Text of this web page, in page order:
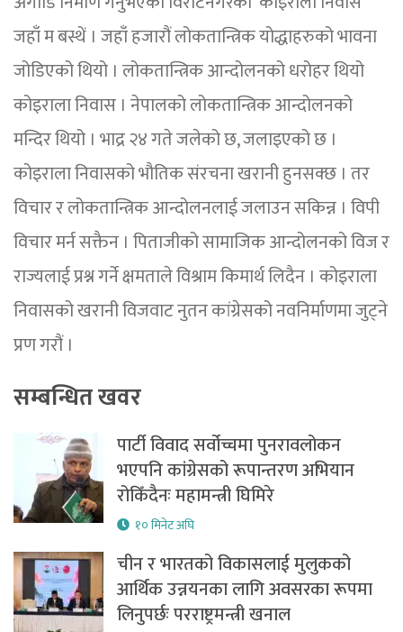
जहाँ म बस्थें । जहाँ हजारौं लोकतान्त्रिक योद्धाहरुको भावना
जोडिएको थियो । लोकतान्त्रिक आन्दोलनको धरोहर थियो
कोइराला निवास । नेपालको लोकतान्त्रिक आन्दोलनको
मन्दिर थियो । भाद्र २४ गते जलेको छ, जलाइएको छ ।
कोइराला निवासको भौतिक संरचना खरानी हुनसक्छ । तर
विचार र लोकतान्त्रिक आन्दोलनलाई जलाउन सकिन्न । विपी
विचार मर्न सक्तैन । पिताजीको सामाजिक आन्दोलनको विज र
राज्यलाई प्रश्न गर्ने क्षमताले विश्राम किमार्थ लिदैन । कोइराला
निवासको खरानी विजवाट नुतन कांग्रेसको नवनिर्माणमा जुट्ने
प्रण गरौं ।
सम्बन्धित खवर
पार्टी विवाद सर्वोच्चमा पुनरावलोकन
भएपनि कांग्रेसको रूपान्तरण अभियान
रोकिँदैनः महामन्त्री घिमिरे
१० मिनेट अघि
चीन र भारतको विकासलाई मुलुकको
आर्थिक उन्नयनका लागि अवसरका रूपमा
लिनुपर्छः परराष्ट्रमन्त्री खनाल